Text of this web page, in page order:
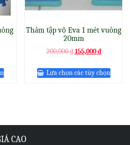
₫.
Thảm tập võ Eva 1 mét vuông
20mm
200,000₫Original
was:
200,000 ₫.
155,000₫Current
is:
155,000 ₫.
Lựa chọn các tùy chọn
CAO